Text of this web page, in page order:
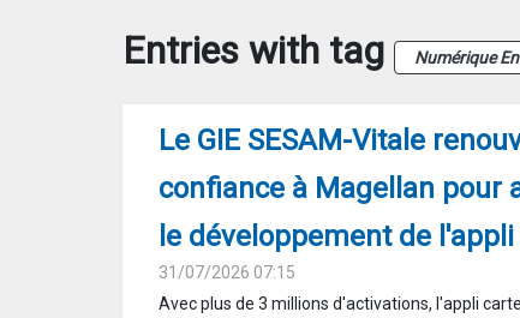
Entries with tag Numérique
Le GIE SESAM-Vitale
confiance à Magellan pour
le développement de
31/07/2026 07:15
Avec plus de 3 millions d'activations, l'appli